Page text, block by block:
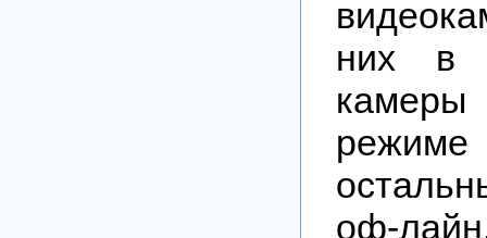
них в
оф-